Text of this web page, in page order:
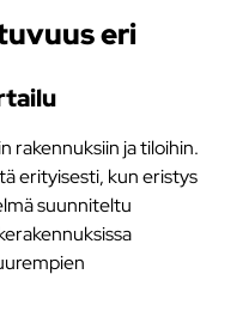
eri
rakennuksiin ja tiloihin.
erityisesti, kun eristys
suunniteltu